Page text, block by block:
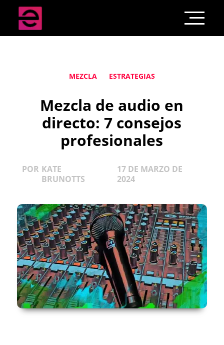
MEZCLA ESTRATEGIAS
Mezcla de audio en
directo: 7 consejos
profesionales
POR KATE
BRUNOTTS
17 DE MARZO DE
2024